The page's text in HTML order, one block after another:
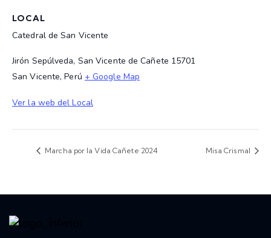
LOCAL
Catedral de San Vicente
Jirón Sepúlveda, San Vicente de Cañete 15701
San Vicente, Perú + Google Map
Ver la web del Local
Marcha por la Vida Cañete 2024 Misa Crismal